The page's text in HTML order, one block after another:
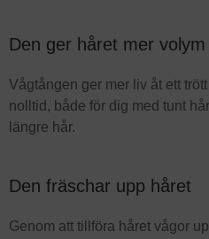
Den ger håret mer volym
Vågtången ger mer liv åt ett
nolltid, både för dig med tunt
längre hår.
Den fräschar upp håret
Genom att tillföra håret vågor